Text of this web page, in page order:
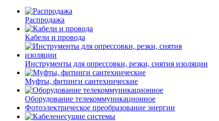
Распродажа
Кабели и провода
Инструменты для опрессовки, резки, снятия изоляции
Муфты, фитинги сантехнические
Оборудование телекоммуникационное
Фотоэлектрическое преобразование энергии